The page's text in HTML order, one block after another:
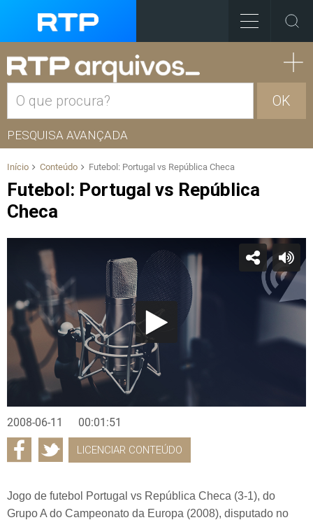
OK
PESQUISA AVANÇADA
Início Conteúdo Futebol: Portugal vs República Checa
Futebol: Portugal vs República
Checa
2008-06-11 00:01:51
LICENCIAR CONTEÚDO
Jogo de futebol Portugal vs República Checa (3-1), do
Grupo A do Campeonato da Europa (2008), disputado no